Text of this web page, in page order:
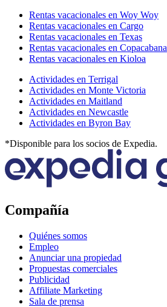
Rentas vacacionales en Woy Woy
Rentas vacacionales en Cargo
Rentas vacacionales en Texas
Rentas vacacionales en Copacabana
Rentas vacacionales en Kioloa
Actividades en Terrigal
Actividades en Monte Victoria
Actividades en Maitland
Actividades en Newcastle
Actividades en Byron Bay
*Disponible para los socios de Expedia.
Compañía
Quiénes somos
Empleo
Anunciar una propiedad
Propuestas comerciales
Publicidad
Affiliate Marketing
Sala de prensa